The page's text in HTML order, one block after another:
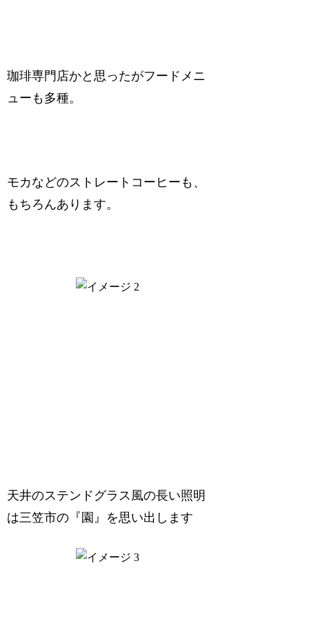
珈琲専門店かと思ったがフードメニ
ューも多種。
モカなどのストレートコーヒーも、
もちろんあります。
天井のステンドグラス風の長い照明
は三笠市の『園』を思い出します